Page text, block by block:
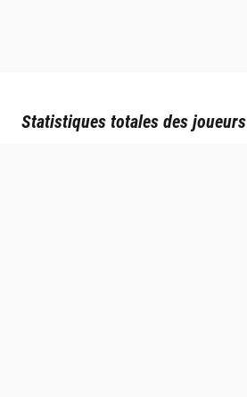
Statistiques totales des joueurs